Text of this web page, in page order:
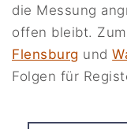
die Messung
offen bleibt.
Flensburg und
Folgen für